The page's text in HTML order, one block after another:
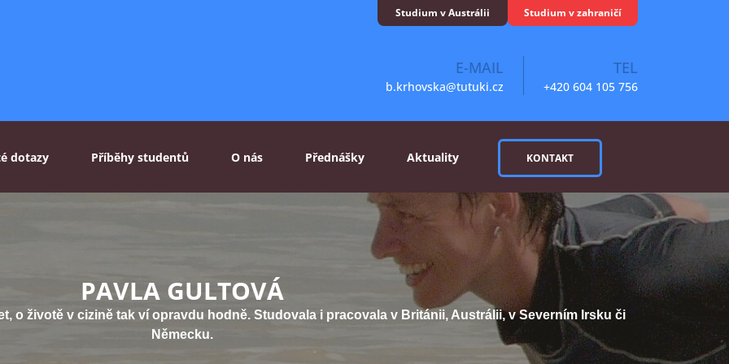
Studium v Austrálii Studium v zahraničí
E-MAIL
b.krhovska@tutuki.cz
TEL
+420 604 105 756
dotazy Příběhy studentů O nás Přednášky Aktuality KONTAKT
PAVLA GULTOVÁ
o životě v cizině tak ví opravdu hodně. Studovala i pracovala v Británii, Austrálii, v Severním Irsku či
Německu.